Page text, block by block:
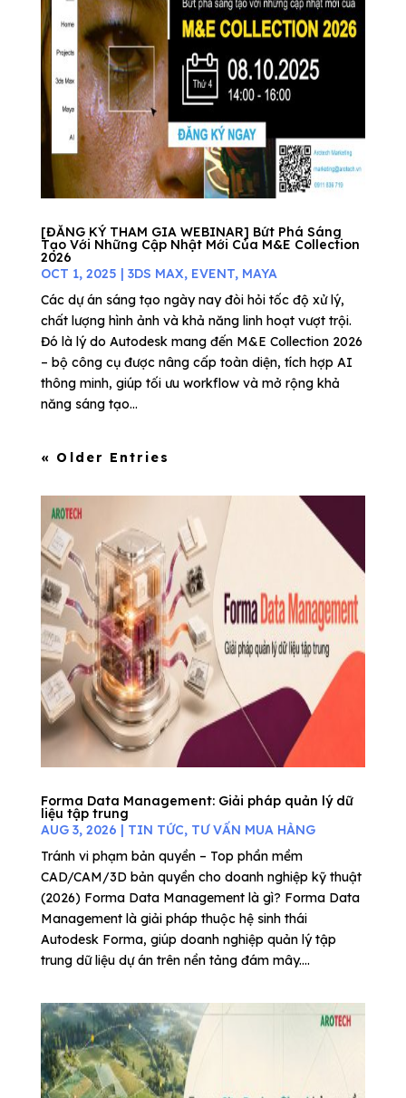
[ĐĂNG KÝ THAM GIA WEBINAR] Bứt Phá Sáng
Tạo Với Những Cập Nhật Mới Của M&E Collection
2026
OCT 1, 2025 | 3DS MAX, EVENT, MAYA
Các dự án sáng tạo ngày nay đòi hỏi tốc độ xử lý,
chất lượng hình ảnh và khả năng linh hoạt vượt trội.
Đó là lý do Autodesk mang đến M&E Collection 2026
– bộ công cụ được nâng cấp toàn diện, tích hợp AI
thông minh, giúp tối ưu workflow và mở rộng khả
năng sáng tạo...
« Older Entries
Forma Data Management: Giải pháp quản lý dữ
liệu tập trung
AUG 3, 2026 | TIN TỨC, TƯ VẤN MUA HÀNG
Tránh vi phạm bản quyền – Top phần mềm
CAD/CAM/3D bản quyền cho doanh nghiệp kỹ thuật
(2026) Forma Data Management là gì? Forma Data
Management là giải pháp thuộc hệ sinh thái
Autodesk Forma, giúp doanh nghiệp quản lý tập
trung dữ liệu dự án trên nền tảng đám mây....